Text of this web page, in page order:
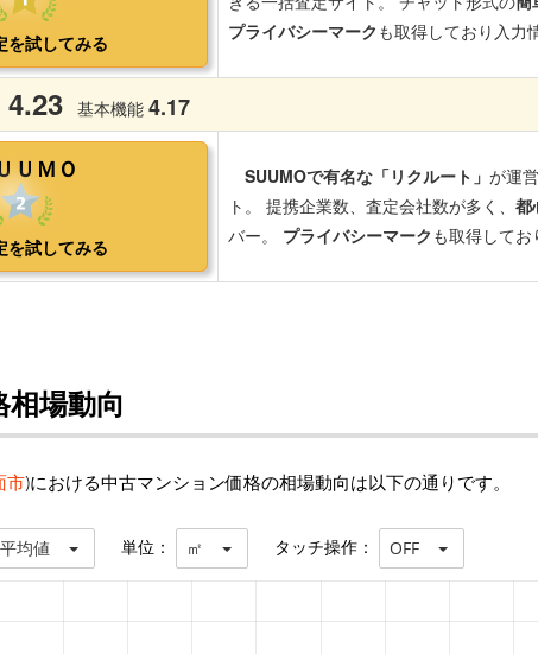
場動向
市)における中古マンション価格の相場動向は以下の通りです。
平均値 単位： ㎡ タッチ操作： OFF